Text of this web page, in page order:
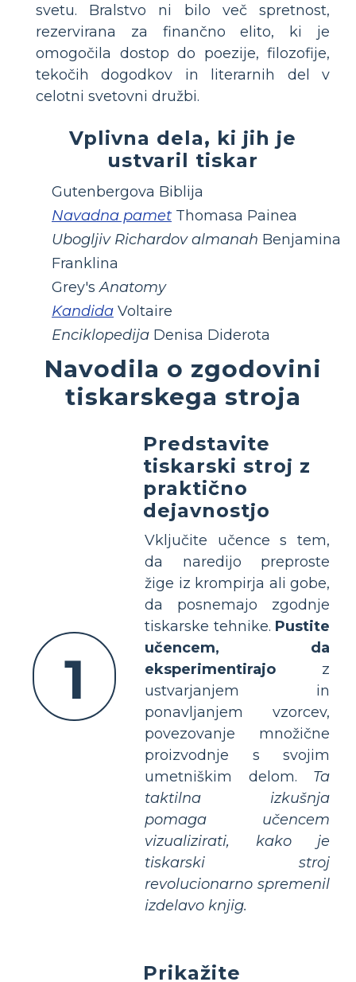
svetu. Bralstvo ni bilo več spretnost,
rezervirana za finančno elito, ki je
omogočila dostop do poezije, filozofije,
tekočih dogodkov in literarnih del v
celotni svetovni družbi.
Vplivna dela, ki jih je
ustvaril tiskar
Gutenbergova Biblija
Navadna pamet Thomasa Painea
Ubogljiv Richardov almanah Benjamina
Franklina
Grey'sAnatomy
Kandida Voltaire
Enciklopedija Denisa Diderota
Navodila o zgodovini
tiskarskega stroja
1
Predstavite
tiskarski stroj z
praktično
dejavnostjo
Vključite učence s tem,
da naredijo preproste
žige iz krompirja ali gobe,
da posnemajo zgodnje
tiskarske tehnike. Pustite
učencem, da
eksperimentirajo z
ustvarjanjem in
ponavljanjem vzorcev,
povezovanje množične
proizvodnje s svojim
umetniškim delom. Ta
taktilna izkušnja
pomaga učencem
vizualizirati, kako je
tiskarski stroj
revolucionarno spremenil
izdelavo knjig.
Prikažite